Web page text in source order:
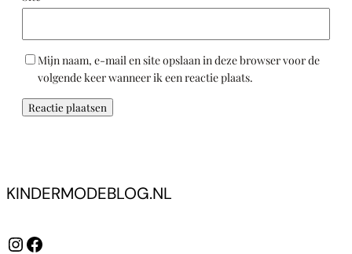
Mijn naam, e-mail en site opslaan in deze browser voor de
volgende keer wanneer ik een reactie plaats.
KINDERMODEBLOG.NL
InstagramFacebook